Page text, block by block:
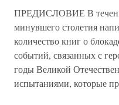
ПРЕДИСЛОВИЕ В
минувшего столетия
количество книг о
событий, связанных с
годы Великой
испытаниями, которые